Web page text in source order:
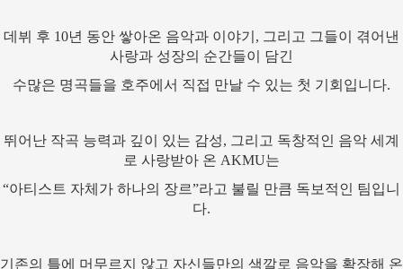
데뷔 후 10년 동안 쌓아온 음악과 이야기, 그리고 그들이 겪어낸
사랑과 성장의 순간들이 담긴
수많은 명곡들을 호주에서 직접 만날 수 있는 첫 기회입니다.
뛰어난 작곡 능력과 깊이 있는 감성, 그리고 독창적인 음악 세계
로 사랑받아 온 AKMU는
“아티스트 자체가 하나의 장르”라고 불릴 만큼 독보적인 팀입니
다.
기존의 틀에 머무르지 않고 자신들만의 색깔로 음악을 확장해 온